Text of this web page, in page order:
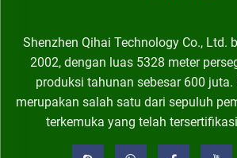
Shenzhen Qihai Technology Co., Ltd.
2002, dengan luas 5328 meter
produksi tahunan sebesar 600 juta.
merupakan salah satu dari sepuluh
terkemuka yang telah